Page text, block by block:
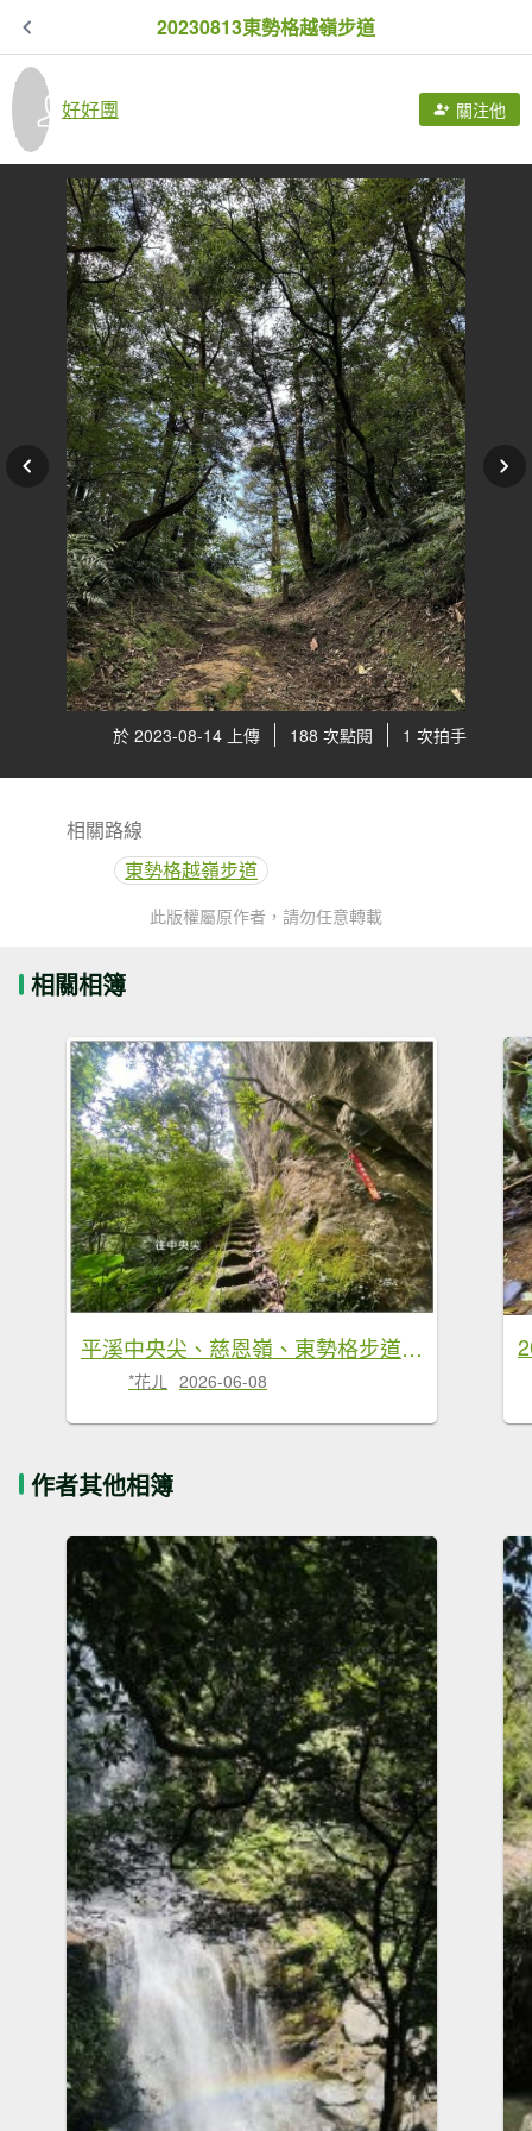
20230813東勢格越嶺步道
好好團 關注他
於 2023-08-14 上傳 188 次點閱 1 次拍手
相關路線
東勢格越嶺步道
此版權屬原作者，請勿任意轉載
相關相簿
平溪中央尖、慈恩嶺、東勢格步道 O型一圈
*花ㄦ 2026-06-08
作者其他相簿